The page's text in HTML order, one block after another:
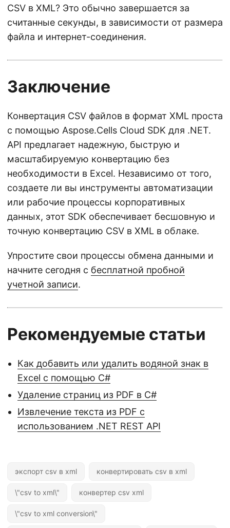
CSV в XML? Это обычно завершается за
считанные секунды, в зависимости от размера
файла и интернет-соединения.
Заключение
Конвертация CSV файлов в формат XML проста
с помощью Aspose.Cells Cloud SDK для .NET.
API предлагает надежную, быструю и
масштабируемую конвертацию без
необходимости в Excel. Независимо от того,
создаете ли вы инструменты автоматизации
или рабочие процессы корпоративных
данных, этот SDK обеспечивает бесшовную и
точную конвертацию CSV в XML в облаке.
Упростите свои процессы обмена данными и
начните сегодня с бесплатной пробной
учетной записи.
Рекомендуемые статьи
Как добавить или удалить водяной знак в
Excel с помощью C#
Удаление страниц из PDF в C#
Извлечение текста из PDF с
использованием .NET REST API
экспорт csv в xml конвертировать csv в xml
\"csv to xml\" конвертер csv xml
\"csv to xml conversion\"